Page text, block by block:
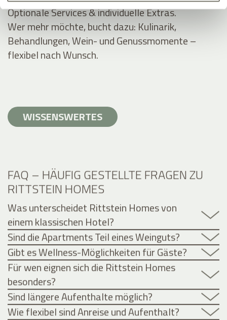
Optionale Services & individuelle Extras.
Wer mehr möchte, bucht dazu: Kulinarik,
Behandlungen, Wein- und Genussmomente –
flexibel nach Wunsch.
WISSENSWERTES
FAQ – HÄUFIG GESTELLTE FRAGEN ZU
RITTSTEIN HOMES
Was unterscheidet Rittstein Homes von
einem klassischen Hotel?
Sind die Apartments Teil eines Weinguts?
Gibt es Wellness-Möglichkeiten für Gäste?
Für wen eignen sich die Rittstein Homes
besonders?
Sind längere Aufenthalte möglich?
Wie flexibel sind Anreise und Aufenthalt?